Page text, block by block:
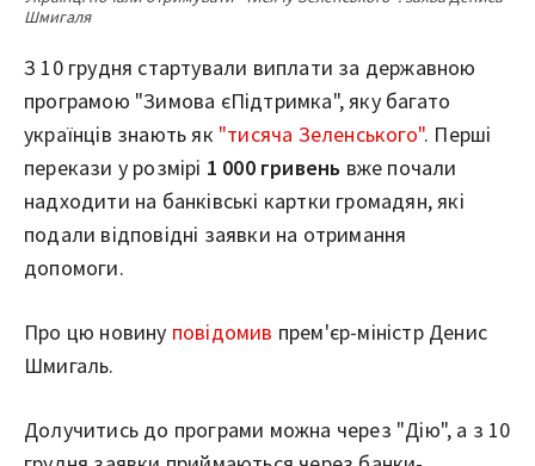
Шмигаля
З 10 грудня стартували виплати за державною
програмою "Зимова єПідтримка", яку багато
українців знають як "тисяча Зеленського". Перші
перекази у розмірі 1 000 гривень вже почали
надходити на банківські картки громадян, які
подали відповідні заявки на отримання
допомоги.
Про цю новину повідомив прем'єр-міністр Денис
Шмигаль.
Долучитись до програми можна через "Дію", а з 10